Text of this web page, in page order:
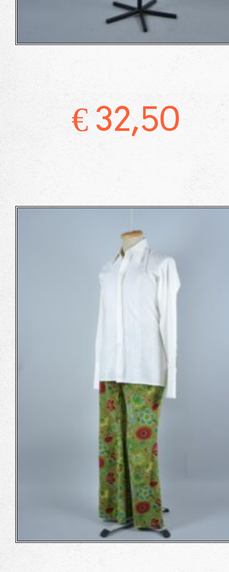
€ 32,50